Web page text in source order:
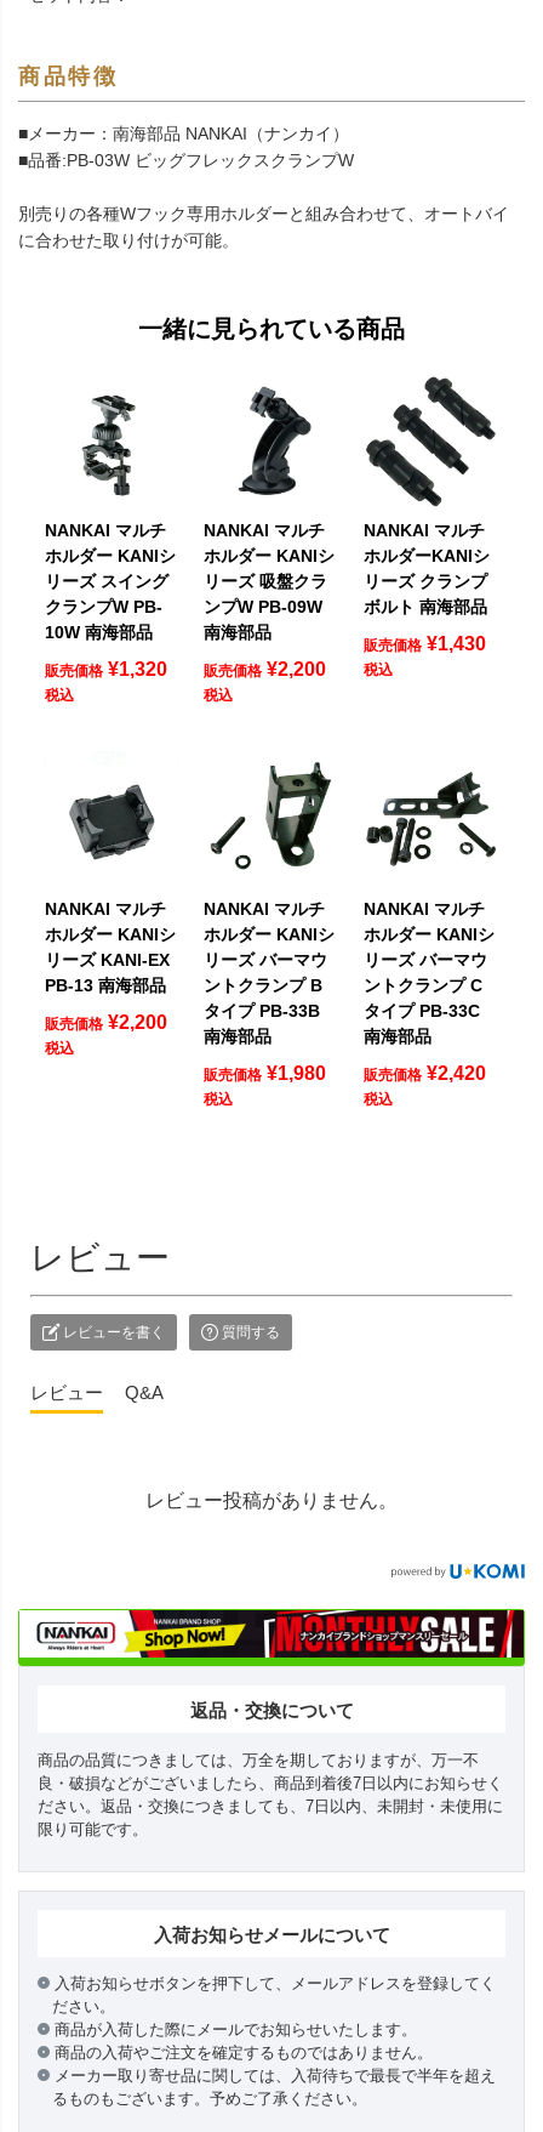
商品特徴
■メーカー：南海部品 NANKAI（ナンカイ）
■品番:PB-03W ビッグフレックスクランプW
別売りの各種Wフック専用ホルダーと組み合わせて、オートバイ
に合わせた取り付けが可能。
一緒に見られている商品
NANKAI マルチ
ホルダー KANIシ
リーズ スイング
クランプW PB-
10W 南海部品
販売価格 ¥1,320
税込
NANKAI マルチ
ホルダー KANIシ
リーズ 吸盤クラ
ンプW PB-09W
南海部品
販売価格 ¥2,200
税込
NANKAI マルチ
ホルダーKANIシ
リーズ クランプ
ボルト 南海部品
販売価格 ¥1,430
税込
NANKAI マルチ
ホルダー KANIシ
リーズ KANI-EX
PB-13 南海部品
販売価格 ¥2,200
税込
NANKAI マルチ
ホルダー KANIシ
リーズ バーマウ
ントクランプ B
タイプ PB-33B
南海部品
販売価格 ¥1,980
税込
NANKAI マルチ
ホルダー KANIシ
リーズ バーマウ
ントクランプ C
タイプ PB-33C
南海部品
販売価格 ¥2,420
税込
レビュー
レビューを書く 質問する
レビュー Q&A
レビュー投稿がありません。
返品・交換について
商品の品質につきましては、万全を期しておりますが、万一不
良・破損などがございましたら、商品到着後7日以内にお知らせく
ださい。返品・交換につきましても、7日以内、未開封・未使用に
限り可能です。
入荷お知らせメールについて
入荷お知らせボタンを押下して、メールアドレスを登録してく
ださい。
商品が入荷した際にメールでお知らせいたします。
商品の入荷やご注文を確定するものではありません。
メーカー取り寄せ品に関しては、入荷待ちで最長で半年を超え
るものもございます。予めご了承ください。